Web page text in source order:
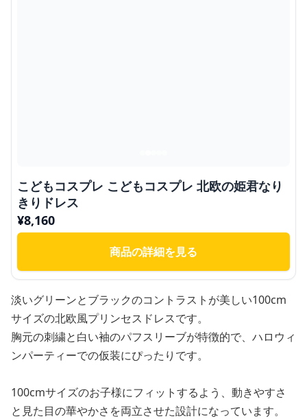
こどもコスプレ こどもコスプレ 北欧の姫君なり
きりドレス
¥8,160
商品の詳細を見る
淡いグリーンとブラックのコントラストが美しい100cm
サイズの北欧風プリンセスドレスです。
胸元の刺繍と白い袖のパフスリーブが特徴的で、ハロウィ
ンパーティーでの仮装にぴったりです。
100cmサイズのお子様にフィットするよう、動きやすさ
と見た目の華やかさを両立させた設計になっています。